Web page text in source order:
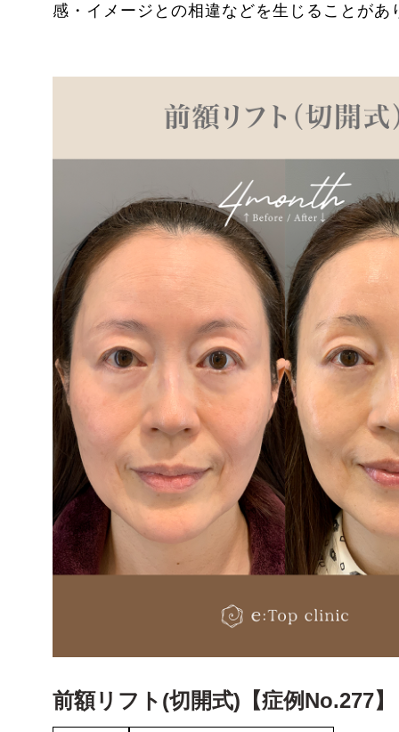
感・イメージとの相違などを生じることがあ
前額リフト(切開式)【症例No.277】